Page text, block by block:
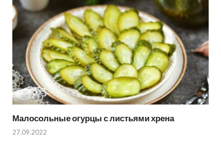
Малосольные огурцы с листьями хрена
27.09.2022